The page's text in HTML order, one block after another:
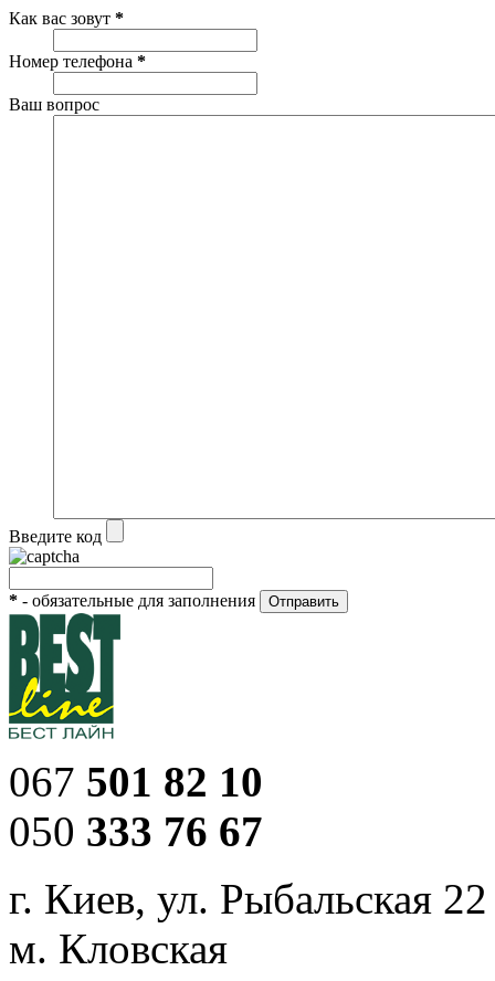
Как вас зовут *
Номер телефона *
Ваш вопрос
Введите код
* - обязательные для заполнения
067 501 82 10
050 333 76 67
г. Киев, ул. Рыбальская 22
м. Кловская